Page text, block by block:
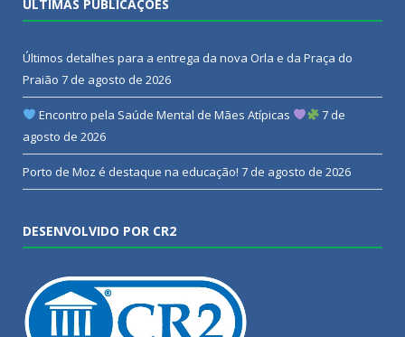
ÚLTIMAS PUBLICAÇÕES
Últimos detalhes para a entrega da nova Orla e da Praça do
Praião 7 de agosto de 2026
Encontro pela Saúde Mental de Mães Atípicas
7 de
agosto de 2026
Porto de Moz é destaque na educação! 7 de agosto de 2026
DESENVOLVIDO POR CR2